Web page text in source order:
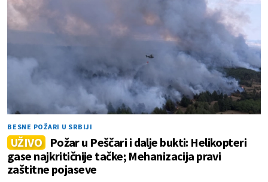
BESNE POŽARI U SRBIJI
UŽIVO Požar u Peščari i dalje bukti: Helikopteri
gase najkritičnije tačke; Mehanizacija pravi
zaštitne pojaseve